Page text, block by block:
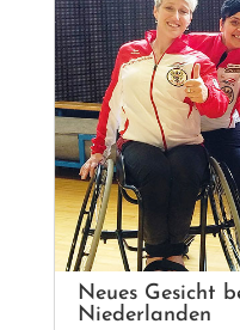
Neues Gesicht
Niederlanden